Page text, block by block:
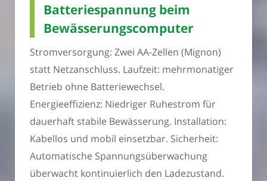
Batteriespannung beim
Bewässerungscomputer
Stromversorgung: Zwei AA-Zellen (Mignon)
statt Netzanschluss. Laufzeit: mehrmonatiger
Betrieb ohne Batteriewechsel.
Energieeffizienz: Niedriger Ruhestrom für
dauerhaft stabile Bewässerung. Installation:
Kabellos und mobil einsetzbar. Sicherheit:
Automatische Spannungsüberwachung
überwacht kontinuierlich den Ladezustand.